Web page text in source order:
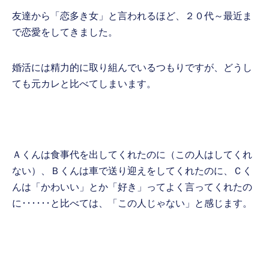
友達から「恋多き女」と言われるほど、２０代～最近ま
で恋愛をしてきました。
婚活には精力的に取り組んでいるつもりですが、どうし
ても元カレと比べてしまいます。
Ａくんは食事代を出してくれたのに（この人はしてくれ
ない）、Ｂくんは車で送り迎えをしてくれたのに、Ｃく
んは「かわいい」とか「好き」ってよく言ってくれたの
に･･････と比べては、「この人じゃない」と感じます。